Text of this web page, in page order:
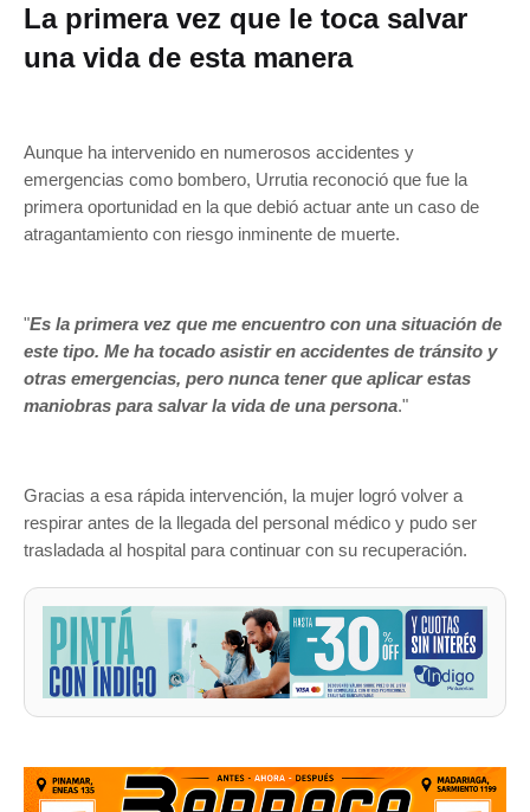
La primera vez que le toca salvar
una vida de esta manera
Aunque ha intervenido en numerosos accidentes y
emergencias como bombero, Urrutia reconoció que fue la
primera oportunidad en la que debió actuar ante un caso de
atragantamiento con riesgo inminente de muerte.
"Es la primera vez que me encuentro con una situación de
este tipo. Me ha tocado asistir en accidentes de tránsito y
otras emergencias, pero nunca tener que aplicar estas
maniobras para salvar la vida de una persona."
Gracias a esa rápida intervención, la mujer logró volver a
respirar antes de la llegada del personal médico y pudo ser
trasladada al hospital para continuar con su recuperación.